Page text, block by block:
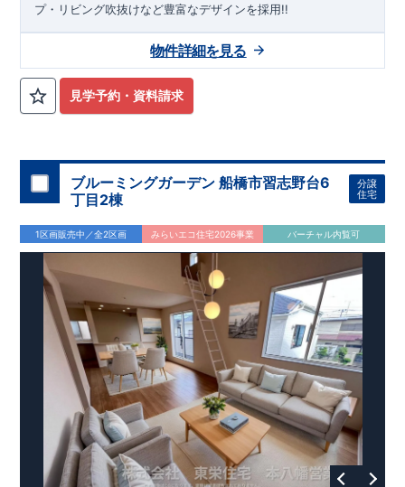
プ・リビング吹抜けなど豊富なデザインを採用!!
見学予約・資料請求
物件詳細を見る
ブルーミングガーデン 船橋市習志野台6
丁目2棟
分譲
住宅
1区画販売中／全2区画 みらいエコ住宅2026事業 バーチャル内覧可